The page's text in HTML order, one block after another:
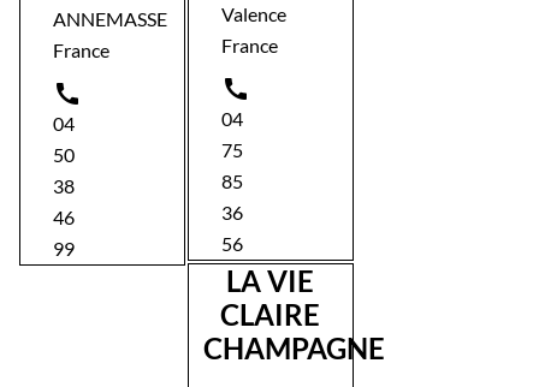
ANNEMASSE
France

04
50
38
46
99
Valence
France

04
75
85
36
56
LA VIE
CLAIRE
CHAMPAGNE